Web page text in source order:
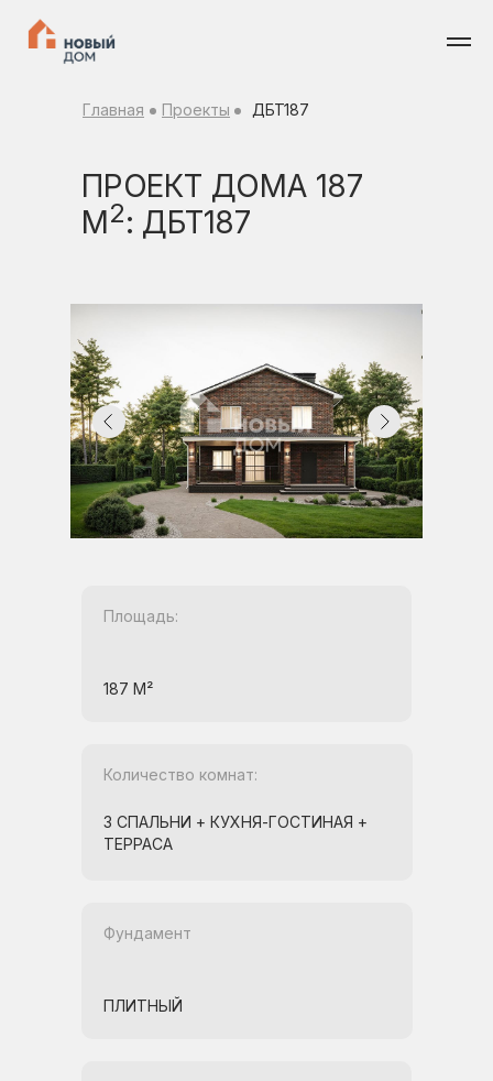
ПРОЕКТ ДОМА 187
М2: ДБТ187
Главная ДБТ187
Проекты
Площадь:
Количество комнат:
Фундамент
187 М²
3 СПАЛЬНИ + КУХНЯ-ГОСТИНАЯ +
ТЕРРАСА
ПЛИТНЫЙ